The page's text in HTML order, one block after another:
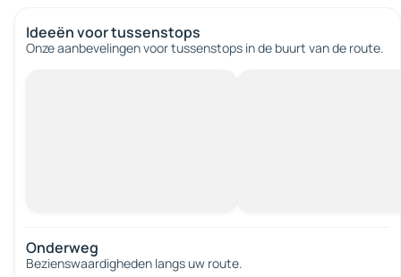
Ideeën voor tussenstops
Onze aanbevelingen voor tussenstops in de buurt van de route.
Onderweg
Bezienswaardigheden langs uw route.